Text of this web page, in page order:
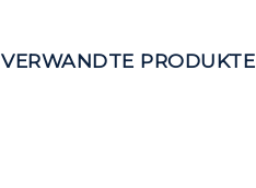
VERWANDTE PRODUKTE